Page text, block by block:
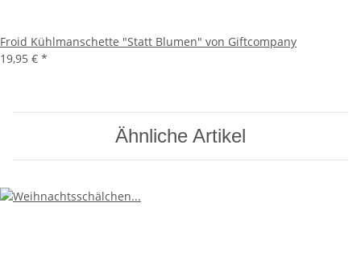
Froid Kühlmanschette "Statt Blumen" von Giftcompany
19,95 € *
Ähnliche Artikel